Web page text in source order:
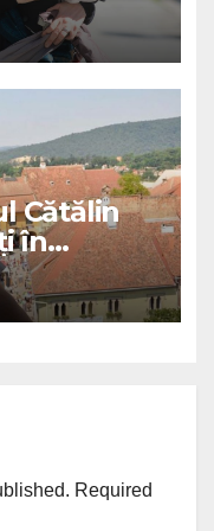
Cătălin
în
Neamț
Required